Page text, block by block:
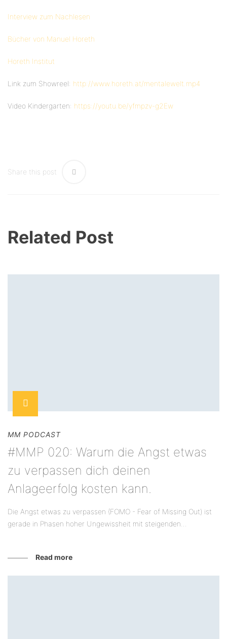
Interview zum Nachlesen
Bücher von Manuel Horeth
Horeth Institut
Link zum Showreel: http://www.horeth.at/mentalewelt.mp4
Video Kindergarten: https://youtu.be/yfmpzv-g2Ew
Share this post
Related Post
MM PODCAST
#MMP 020: Warum die Angst etwas
zu verpassen dich deinen
Anlageerfolg kosten kann.
Die Angst etwas zu verpassen (FOMO - Fear of Missing Out) ist
gerade in Phasen hoher Ungewissheit mit steigenden...
Read more